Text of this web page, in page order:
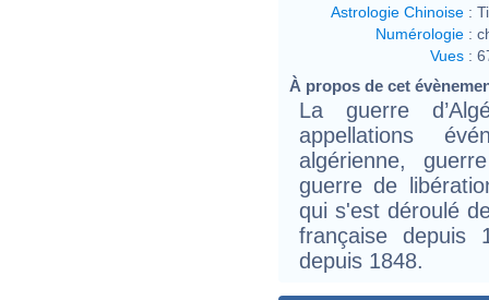
Astrologie Chinoise :
Numérologie :
Vues :
À propos de cet
La guerre
appellations
algérienne,
guerre de
qui s'est déroulé
française depuis
depuis 1848.